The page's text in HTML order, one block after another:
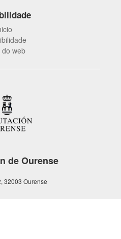
do web
de Ourense
32003 Ourense